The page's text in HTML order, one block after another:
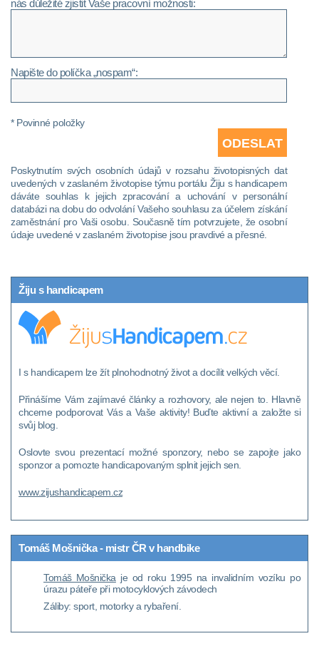
nás důležité zjistit Vaše pracovní možnosti:
Napište do políčka „nospam“:
* Povinné položky
Poskytnutím svých osobních údajů v rozsahu životopisných dat
uvedených v zaslaném životopise týmu portálu Žiju s handicapem
dáváte souhlas k jejich zpracování a uchování v personální
databázi na dobu do odvolání Vašeho souhlasu za účelem získání
zaměstnání pro Vaši osobu. Současně tím potvrzujete, že osobní
údaje uvedené v zaslaném životopise jsou pravdivé a přesné.
Žiju s handicapem
I s handicapem lze žít plnohodnotný život a docílit velkých věcí.
Přinášíme Vám zajímavé články a rozhovory, ale nejen to. Hlavně
chceme podporovat Vás a Vaše aktivity! Buďte aktivní a založte si
svůj blog.
Oslovte svou prezentací možné sponzory, nebo se zapojte jako
sponzor a pomozte handicapovaným splnit jejich sen.
www.zijushandicapem.cz
Tomáš Mošnička - mistr ČR v handbike
Tomáš Mošnička je od roku 1995 na invalidním vozíku po
úrazu páteře při motocyklových závodech
Záliby: sport, motorky a rybaření.